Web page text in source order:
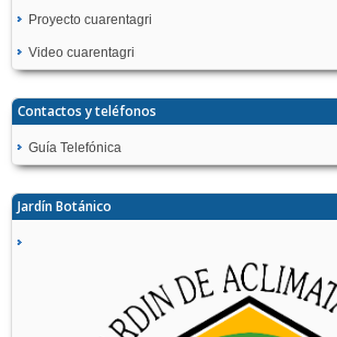
Proyecto cuarentagri
Video cuarentagri
Contactos y teléfonos
Guía Telefónica
Jardín Botánico